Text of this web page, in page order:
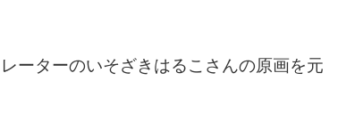
ーターのいそざきはるこさんの原画を元